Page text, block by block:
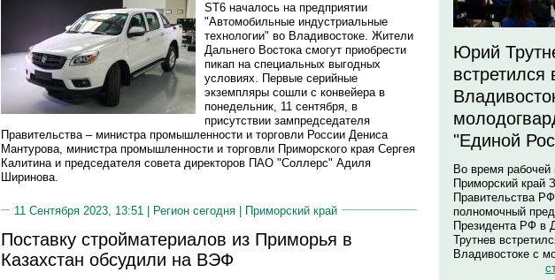
ST6 началось на предприятии
"Автомобильные индустриальные
технологии" во Владивостоке. Жители
Дальнего Востока смогут приобрести
пикап на специальных выгодных
условиях. Первые серийные
экземпляры сошли с конвейера в
понедельник, 11 сентября, в
присутствии зампредседателя
Правительства – министра промышленности и торговли России Дениса
Мантурова, министра промышленности и торговли Приморского края Сергея
Калитина и председателя совета директоров ПАО "Соллерс" Адиля
Ширинова.
11 Сентября 2023, 13:51 | Регион сегодня | Приморский край
Поставку стройматериалов из Приморья в
Казахстан обсудили на ВЭФ
Юрий
встретился
"Единой
Во время рабочей
Приморский край
Правительства
полномочный
Президента РФ
Трутнев
Владивостоке с